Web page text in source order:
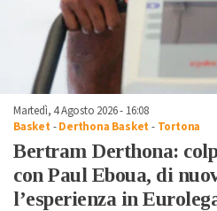
Martedì, 4 Agosto 2026 - 16:08
Basket -Derthona Basket - Tortona
Bertram Derthona:
con Paul Eboua, di
l’esperienza in